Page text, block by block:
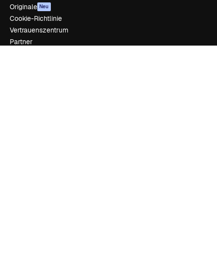
Originale Neu
Cookie-Richtlinie
Vertrauenszentrum
Partner